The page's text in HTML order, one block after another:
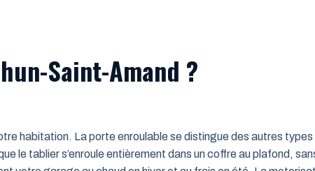
Saint-Amand ?
habitation. La porte enroulable se distingue des autres
le tablier s’enroule entièrement dans un coffre au plafond,